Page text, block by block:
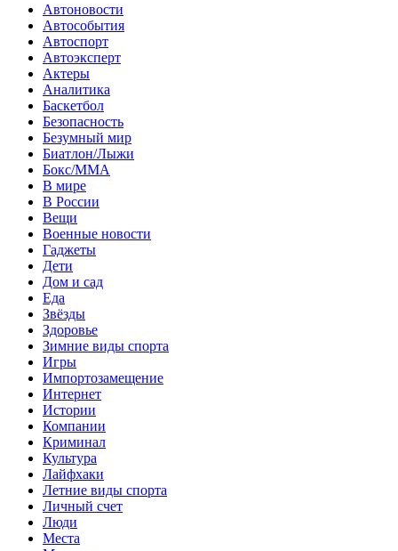
Автоновости
Автособытия
Автоспорт
Автоэксперт
Актеры
Аналитика
Баскетбол
Безопасность
Безумный мир
Биатлон/Лыжи
Бокс/MMA
В мире
В России
Вещи
Военные новости
Гаджеты
Дети
Дом и сад
Еда
Звёзды
Здоровье
Зимние виды спорта
Игры
Импортозамещение
Интернет
Истории
Компании
Криминал
Культура
Лайфхаки
Летние виды спорта
Личный счет
Люди
Места